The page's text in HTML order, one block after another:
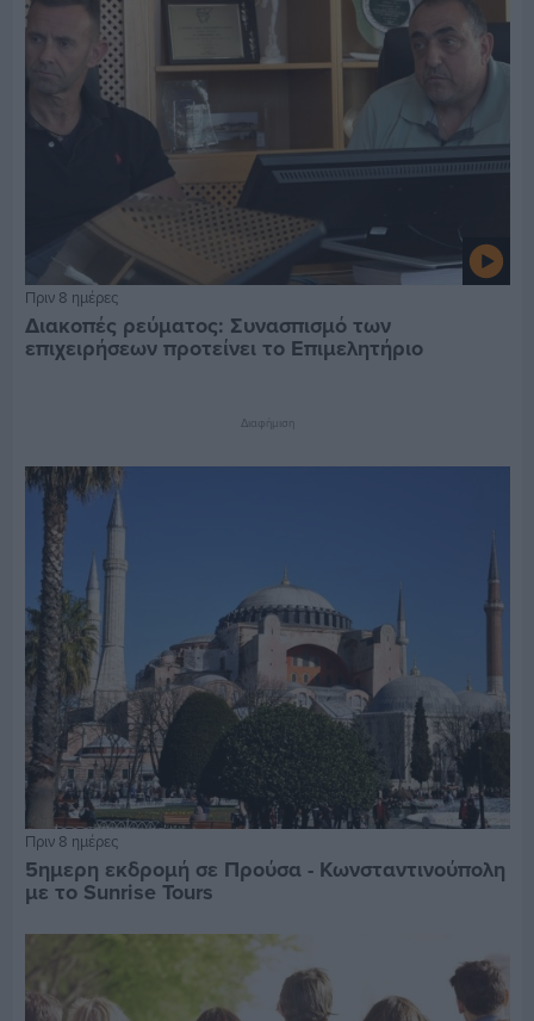
Πριν 8 ημέρες
Διακοπές ρεύματος: Συνασπισμό των
επιχειρήσεων προτείνει το Επιμελητήριο
Διαφήμιση
Πριν 8 ημέρες
5ημερη εκδρομή σε Προύσα - Κωνσταντινούπολη
με το Sunrise Tours